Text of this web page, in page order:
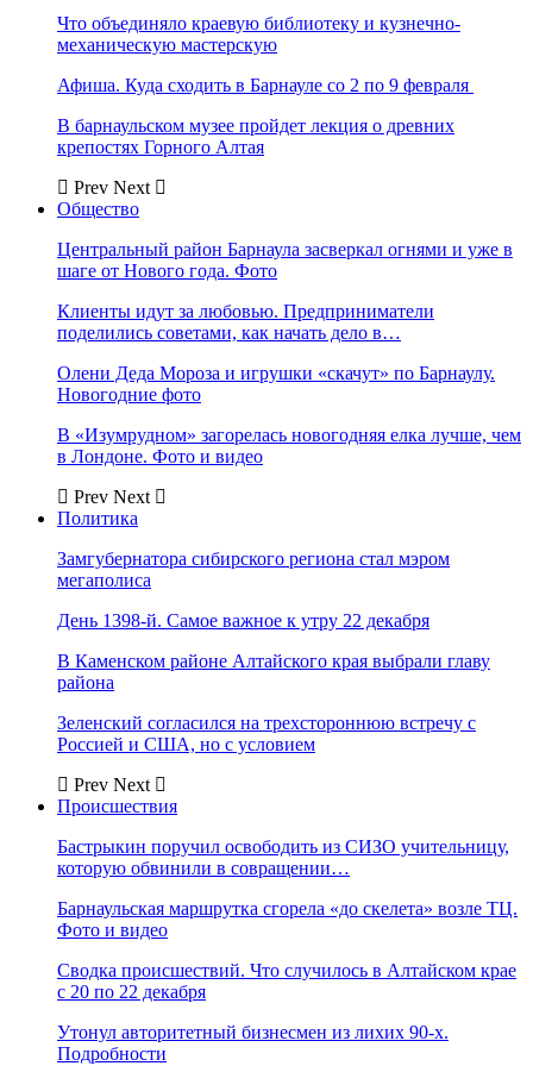
Что объединяло краевую библиотеку и кузнечно-
механическую мастерскую
Афиша. Куда сходить в Барнауле со 2 по 9 февраля
В барнаульском музее пройдет лекция о древних
крепостях Горного Алтая
Prev Next
Общество
Центральный район Барнаула засверкал огнями и уже в
шаге от Нового года. Фото
Клиенты идут за любовью. Предприниматели
поделились советами, как начать дело в…
Олени Деда Мороза и игрушки «скачут» по Барнаулу.
Новогодние фото
В «Изумрудном» загорелась новогодняя елка лучше, чем
в Лондоне. Фото и видео
Prev Next
Политика
Замгубернатора сибирского региона стал мэром
мегаполиса
День 1398-й. Самое важное к утру 22 декабря
В Каменском районе Алтайского края выбрали главу
района
Зеленский согласился на трехстороннюю встречу с
Россией и США, но с условием
Prev Next
Происшествия
Бастрыкин поручил освободить из СИЗО учительницу,
которую обвинили в совращении…
Барнаульская маршрутка сгорела «до скелета» возле ТЦ.
Фото и видео
Сводка происшествий. Что случилось в Алтайском крае
с 20 по 22 декабря
Утонул авторитетный бизнесмен из лихих 90-х.
Подробности